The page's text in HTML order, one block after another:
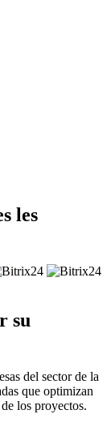
les
su
del sector de la
que optimizan
los proyectos.